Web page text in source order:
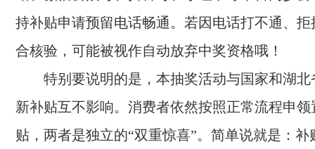
持补贴申请预留电话畅通。若因电话打不通、
合核验，可能被视作自动放弃中奖资格哦！
特别要说明的是，本抽奖活动与国家和湖
新补贴互不影响。消费者依然按照正常流程申
贴，两者是独立的“双重惊喜”。简单说就是：补